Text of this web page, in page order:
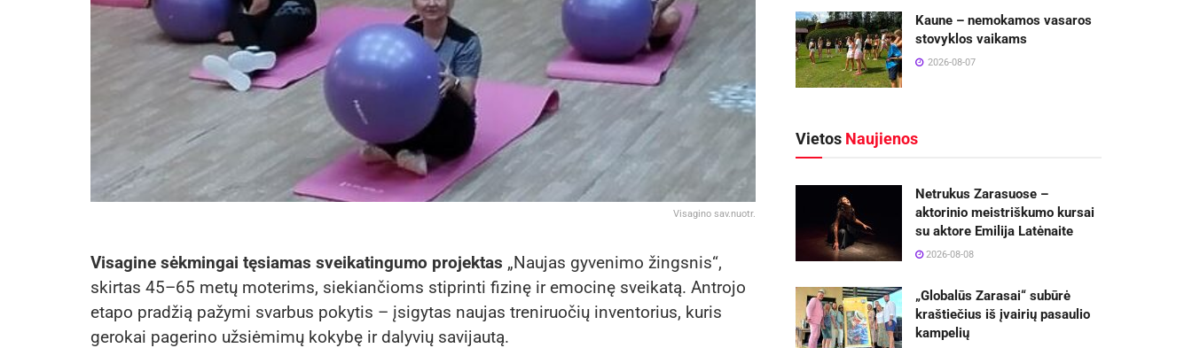
Visagino sav.nuotr.
Visagine sėkmingai tęsiamas sveikatingumo projektas „Naujas gyvenimo žingsnis“,
skirtas 45–65 metų moterims, siekiančioms stiprinti fizinę ir emocinę sveikatą. Antrojo
etapo pradžią pažymi svarbus pokytis – įsigytas naujas treniruočių inventorius, kuris
gerokai pagerino užsiėmimų kokybę ir dalyvių savijautą.
Kaune – nemokamos vasaros
stovyklos vaikams
2026-08-07
Vietos Naujienos
Netrukus Zarasuose –
aktorinio meistriškumo kursai
su aktore Emilija Latėnaite
2026-08-08
„Globalūs Zarasai“ subūrė
kraštiečius iš įvairių pasaulio
kampelių